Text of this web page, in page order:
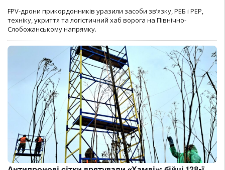
FPV-дрони прикордонників уразили засоби зв’язку, РЕБ і РЕР,
техніку, укриття та логістичний хаб ворога на Північно-
Слобожанському напрямку.